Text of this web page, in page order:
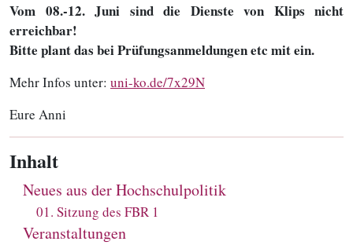
Vom 08.-12. Juni sind die Dienste von Klips nicht
erreichbar!
Bitte plant das bei Prüfungsanmeldungen etc mit ein.
Mehr Infos unter: uni-ko.de/7x29N
Eure Anni
Inhalt
Neues aus der Hochschulpolitik
01. Sitzung des FBR 1
Veranstaltungen